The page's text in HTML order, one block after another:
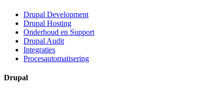
Drupal Development
Drupal Hosting
Onderhoud en Support
Drupal Audit
Integraties
Procesautomatisering
Drupal